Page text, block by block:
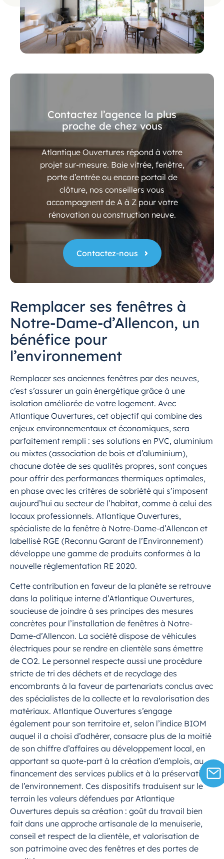
Contactez l’agence la plus
proche de chez vous
Atlantique Ouvertures répond à votre
projet sur-mesure. Baie vitrée, fenêtre,
porte d’entrée ou encore portail de
clôture, nos conseillers vous
accompagnent de A à Z pour votre
rénovation ou construction neuve.
Contactez-nous
Remplacer ses fenêtres à
Notre-Dame-d’Allencon, un
bénéfice pour
l’environnement
Remplacer ses anciennes fenêtres par des neuves,
c’est s’assurer un gain énergétique grâce à une
isolation améliorée de votre logement. Avec
Atlantique Ouvertures, cet objectif qui combine des
enjeux environnementaux et économiques, sera
parfaitement rempli : ses solutions en PVC, aluminium
ou mixtes (association de bois et d’aluminium),
chacune dotée de ses qualités propres, sont conçues
pour offrir des performances thermiques optimales,
en phase avec les critères de sobriété qui s’imposent
aujourd’hui au secteur de l’habitat, comme à celui des
locaux professionnels. Atlantique Ouvertures,
spécialiste de la fenêtre à Notre-Dame-d’Allencon et
labellisé RGE (Reconnu Garant de l’Environnement)
développe une gamme de produits conformes à la
nouvelle réglementation RE 2020.
Cette contribution en faveur de la planète se retrouve
dans la politique interne d’Atlantique Ouvertures,
soucieuse de joindre à ses principes des mesures
concrètes pour l’installation de fenêtres à Notre-
Dame-d’Allencon. La société dispose de véhicules
électriques pour se rendre en clientèle sans émettre
de CO2. Le personnel respecte aussi une procédure
stricte de tri des déchets et de recyclage des
encombrants à la faveur de partenariats conclus avec
des spécialistes de la collecte et la revalorisation des
matériaux. Atlantique Ouvertures s’engage
également pour son territoire et, selon l’indice BIOM
auquel il a choisi d’adhérer, consacre plus de la moitié
de son chiffre d’affaires au développement local, en
apportant sa quote-part à la création d’emplois, au
financement des services publics et à la préservation
de l’environnement. Ces dispositifs traduisent sur le
terrain les valeurs défendues par Atlantique
Ouvertures depuis sa création : goût du travail bien
fait dans une approche artisanale de la menuiserie,
conseil et respect de la clientèle, et valorisation de
son patrimoine avec des fenêtres et des portes de